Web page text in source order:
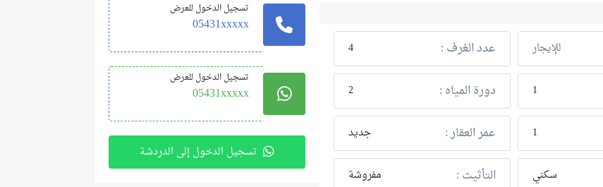
للإيجار عدد الغرف : 4
1 دورة المياه : 2
1 عمر العقار : جديد
سكني التأثيث : مفروشة
تسجيل الدخول للعرض
05431xxxxx
تسجيل الدخول للعرض
05431xxxxx
تسجيل الدخول إلى الدردشة